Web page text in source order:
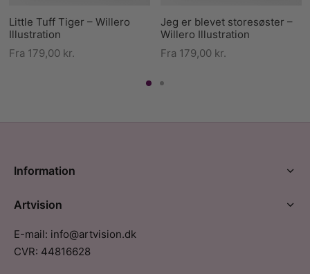
Little Tuff Tiger – Willero
Illustration
Fra 179,00 kr.
Jeg er blevet storesøster –
Willero Illustration
Fra 179,00 kr.
Information
Artvision
E-mail: info@artvision.dk
CVR: 44816628